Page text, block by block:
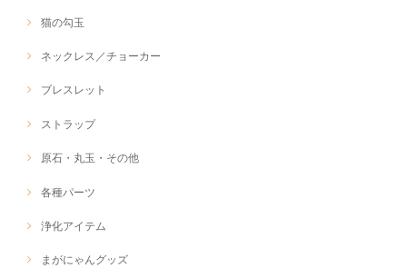
猫の勾玉
ネックレス／チョーカー
ブレスレット
ストラップ
原石・丸玉・その他
各種パーツ
浄化アイテム
まがにゃんグッズ